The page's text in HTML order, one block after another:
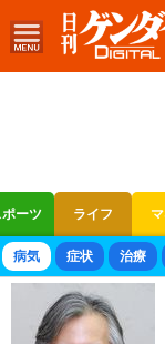
ーツ ライフ
ボートレース 競輪
病気 症状 治療